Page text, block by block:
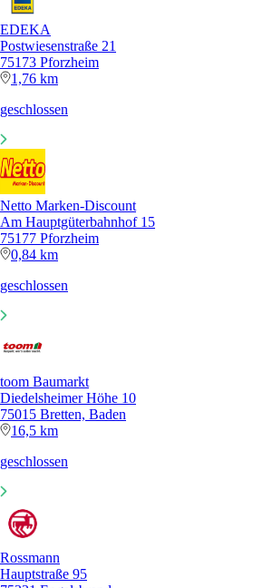
EDEKA
Postwiesenstraße 21
75173 Pforzheim
1,76 km
geschlossen
Netto Marken-Discount
Am Hauptgüterbahnhof 15
75177 Pforzheim
0,84 km
geschlossen
toom Baumarkt
Diedelsheimer Höhe 10
75015 Bretten, Baden
16,5 km
geschlossen
Rossmann
Hauptstraße 95